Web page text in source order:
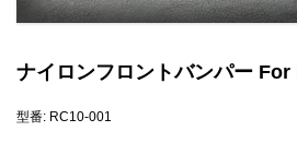
ナイロンフロントバンパー
型番: RC10-001